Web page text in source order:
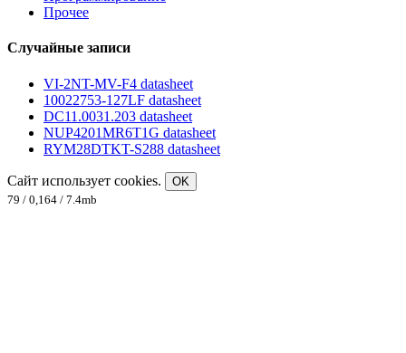
Прочее
Случайные записи
VI-2NT-MV-F4 datasheet
10022753-127LF datasheet
DC11.0031.203 datasheet
NUP4201MR6T1G datasheet
RYM28DTKT-S288 datasheet
Сайт использует cookies.
OK
79 / 0,164 / 7.4mb